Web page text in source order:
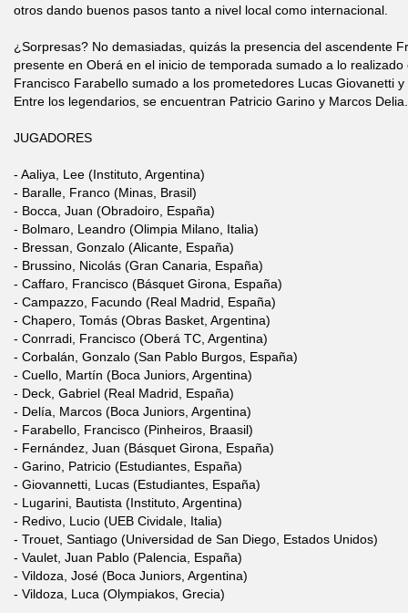
otros dando buenos pasos tanto a nivel local como internacional.
¿Sorpresas? No demasiadas, quizás la presencia del ascendente
presente en Oberá en el inicio de temporada sumado a lo
Francisco Farabello sumado a los prometedores Lucas Giovanetti
Entre los legendarios, se encuentran Patricio Garino y Marcos Delia.
JUGADORES
- Aaliya, Lee (Instituto, Argentina)
- Baralle, Franco (Minas, Brasil)
- Bocca, Juan (Obradoiro, España)
- Bolmaro, Leandro (Olimpia Milano, Italia)
- Bressan, Gonzalo (Alicante, España)
- Brussino, Nicolás (Gran Canaria, España)
- Caffaro, Francisco (Básquet Girona, España)
- Campazzo, Facundo (Real Madrid, España)
- Chapero, Tomás (Obras Basket, Argentina)
- Conrradi, Francisco (Oberá TC, Argentina)
- Corbalán, Gonzalo (San Pablo Burgos, España)
- Cuello, Martín (Boca Juniors, Argentina)
- Deck, Gabriel (Real Madrid, España)
- Delía, Marcos (Boca Juniors, Argentina)
- Farabello, Francisco (Pinheiros, Braasil)
- Fernández, Juan (Básquet Girona, España)
- Garino, Patricio (Estudiantes, España)
- Giovannetti, Lucas (Estudiantes, España)
- Lugarini, Bautista (Instituto, Argentina)
- Redivo, Lucio (UEB Cividale, Italia)
- Trouet, Santiago (Universidad de San Diego, Estados Unidos)
- Vaulet, Juan Pablo (Palencia, España)
- Vildoza, José (Boca Juniors, Argentina)
- Vildoza, Luca (Olympiakos, Grecia)